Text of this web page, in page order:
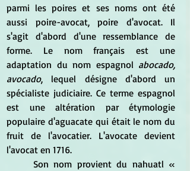
parmi les poires et ses noms ont été
aussi poire-avocat, poire d'avocat. Il
s'agit d'abord d'une ressemblance de
forme. Le nom français est une
adaptation du nom espagnol abocado,
avocado, lequel désigne d'abord un
spécialiste judiciaire. Ce terme espagnol
est une altération par étymologie
populaire d'aguacate qui était le nom du
fruit de l'avocatier. L'avocate devient
l'avocat en 1716.